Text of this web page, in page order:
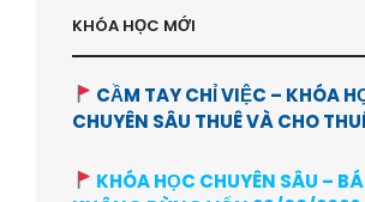
KHÓA HỌC MỚI
CẦM TAY CHỈ VIỆC – KHÓA
CHUYÊN SÂU THUÊ VÀ CHO
KHÓA HỌC CHUYÊN SÂU –